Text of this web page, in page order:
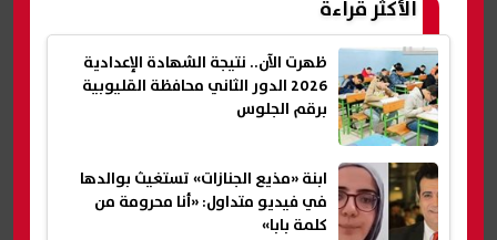
الأكثر قراءة
ظهرت الآن.. نتيجة الشهادة الإعدادية
2026 الدور الثاني محافظة القليوبية
برقم الجلوس
ابنة «مذيع الجنازات» تستغيث بوالدها
في فيديو متداول: «أنا محرومة من
كلمة بابا»